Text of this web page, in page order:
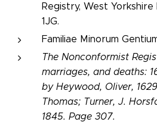
Registry, West
1JG.
Familiae Minorum
The Nonconformist
marriages, and deaths:
by Heywood, Oliver,
Thomas; Turner, J.
1845. Page 307.